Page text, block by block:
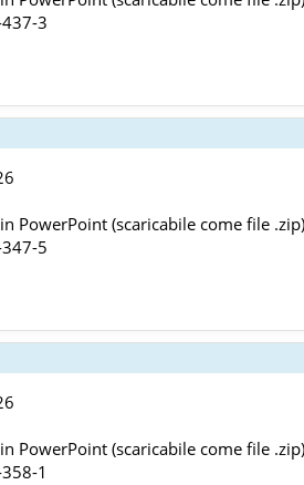
3
PowerPoint (scaricabile come file .zip)
5
PowerPoint (scaricabile come file .zip)
1